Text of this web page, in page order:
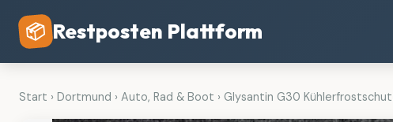
📦 Restposten Plattform
Start › Dortmund › Auto, Rad & Boot › Glysantin G30